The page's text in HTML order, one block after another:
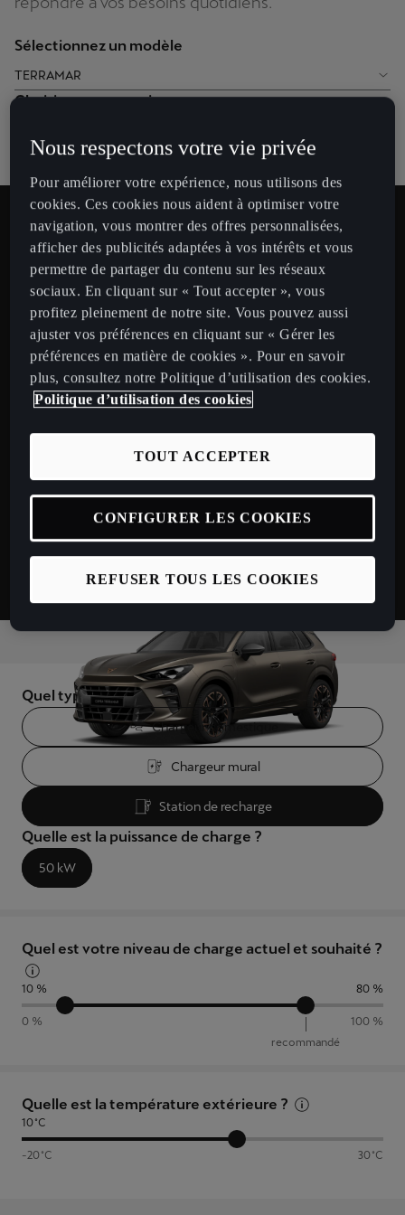
Sélectionnez un modèle
TERRAMAR
Choisissez une version
1.5 eHybrid – 204 ch
Durée estimée de la recharge
26 min
Autonomie estimée
95 km
Quel type de chargeur utilisez-vous ?
Chargeur domestique
Chargeur mural
Station de recharge
Quelle est la puissance de charge ?
50 kW
Quel est votre niveau de charge actuel et souhaité ?
10 % 80 %
recommandé
0 % 100 %
Quelle est la température extérieure ?
10 °C
-20 °C 30 °C
Nous respectons votre vie privée
Pour améliorer votre expérience, nous utilisons des
cookies. Ces cookies nous aident à optimiser votre
navigation, vous montrer des offres personnalisées,
afficher des publicités adaptées à vos intérêts et vous
permettre de partager du contenu sur les réseaux
sociaux. En cliquant sur « Tout accepter », vous
profitez pleinement de notre site. Vous pouvez aussi
ajuster vos préférences en cliquant sur « Gérer les
préférences en matière de cookies ». Pour en savoir
plus, consultez notre Politique d’utilisation des cookies.
Politique d’utilisation des cookies
REFUSER TOUS LES COOKIES
TOUT ACCEPTER
CONFIGURER LES COOKIES